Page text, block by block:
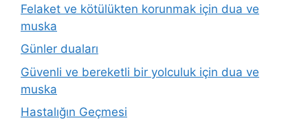
Felaket ve kötülükten korunmak için dua ve
muska
Günler duaları
Güvenli ve bereketli bir yolculuk için dua ve
muska
Hastalığın Geçmesi